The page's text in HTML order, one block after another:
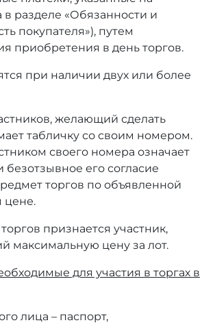
в разделе «Обязанности и
покупателя»), путем
приобретения в день торгов.
при наличии двух или более
желающий сделать
табличку со своим номером.
своего номера означает
безотзывное его согласие
торгов по объявленной
цене.
признается участник,
максимальную цену за лот.
для участия в торгах в
лица – паспорт,